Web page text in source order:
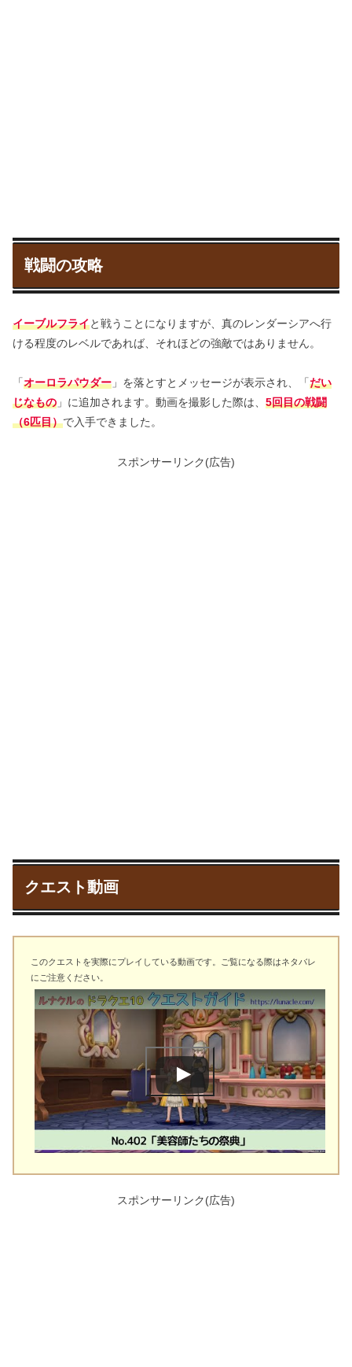
戦闘の攻略
イーブルフライと戦うことになりますが、真のレンダーシアへ行
ける程度のレベルであれば、それほどの強敵ではありません。
「オーロラパウダー 」を落とすとメッセージが表示され、「だい
じなもの 」に追加されます。動画を撮影した際は、 5回目の戦闘
（6匹目）で入手できました。
スポンサーリンク(広告)
クエスト動画
このクエストを実際にプレイしている動画です。ご覧になる際はネタバレ
にご注意ください。
スポンサーリンク(広告)